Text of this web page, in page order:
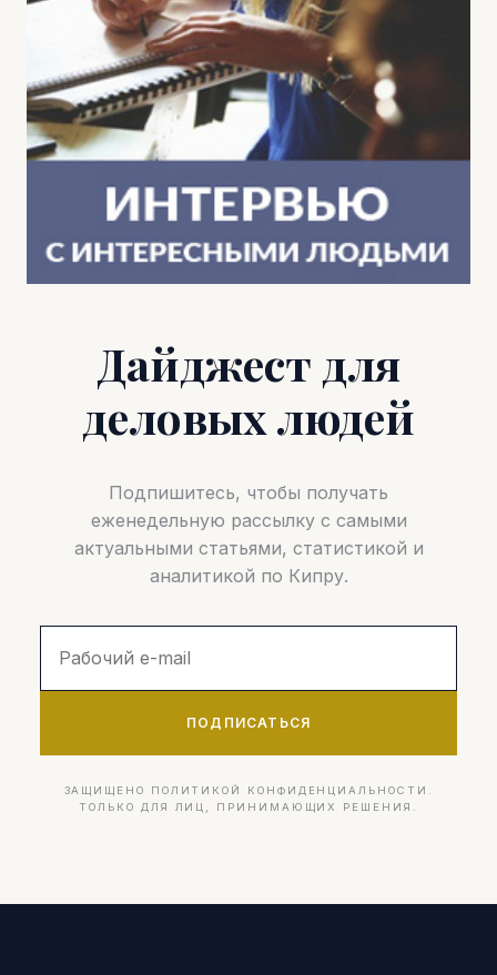
Дайджест для
деловых людей
Подпишитесь, чтобы получать
еженедельную рассылку с самыми
актуальными статьями, статистикой и
аналитикой по Кипру.
ПОДПИСАТЬСЯ
ЗАЩИЩЕНО ПОЛИТИКОЙ КОНФИДЕНЦИАЛЬНОСТИ.
ТОЛЬКО ДЛЯ ЛИЦ, ПРИНИМАЮЩИХ РЕШЕНИЯ.